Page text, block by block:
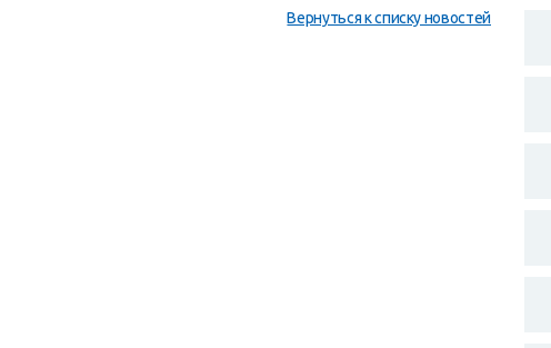
Вернуться к списку новостей